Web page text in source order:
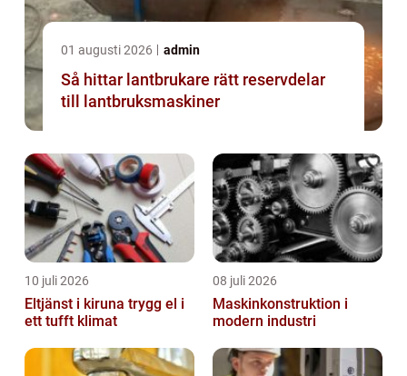
01 augusti 2026 admin
Så hittar lantbrukare rätt reservdelar
till lantbruksmaskiner
10 juli 2026
Eltjänst i kiruna trygg el i
ett tufft klimat
08 juli 2026
Maskinkonstruktion i
modern industri